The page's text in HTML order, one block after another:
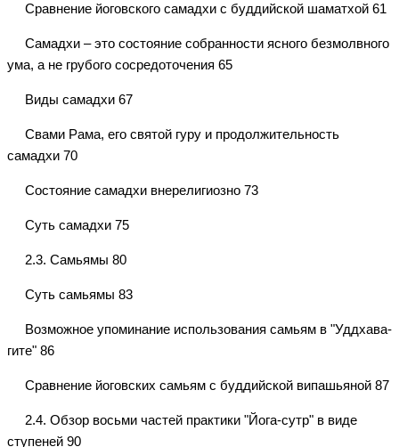
Сравнение йоговского самадхи с буддийской шаматхой 61
Самадхи – это состояние собранности ясного безмолвного
ума, а не грубого сосредоточения 65
Виды самадхи 67
Свами Рама, его святой гуру и продолжительность
самадхи 70
Состояние самадхи внерелигиозно 73
Суть самадхи 75
2.3. Самьямы 80
Суть самьямы 83
Возможное упоминание использования самьям в "Уддхава-
гите" 86
Сравнение йоговских самьям с буддийской випашьяной 87
2.4. Обзор восьми частей практики "Йога-сутр" в виде
ступеней 90